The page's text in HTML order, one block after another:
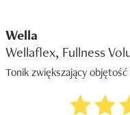
Wella
Wellaflex, Fullness
Tonik zwiększający objętość